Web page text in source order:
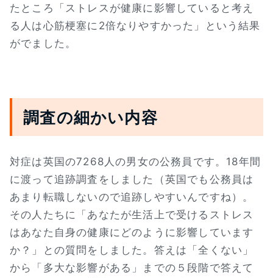
たところ「ストレスが健康に影響していると考え
る人は心筋梗塞に2倍なりやすかった」という結果
がでました。
調査の細かい内容
対症は英国の7268人の男女の公務員です。18年間
に渡って追跡調査をしました（英国でも公務員は
あまり転職しないので追跡しやすいんですね）。
その人たちに「あなたが生活上で受けるストレス
はあなた自身の健康にどのように影響しています
か？」との質問をしました。答えは「全くない」
から「多大な影響がある」までの５段階で答えて